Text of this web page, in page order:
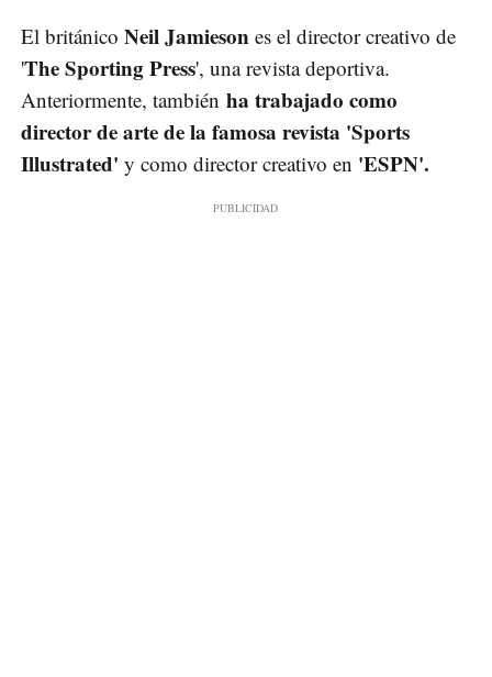
El británico Neil Jamieson es el director creativo de
'The Sporting Press', una revista deportiva.
Anteriormente, también ha trabajado como
director de arte de la famosa revista 'Sports
Illustrated' y como director creativo en 'ESPN'.